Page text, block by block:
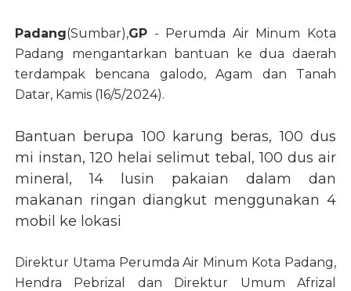
Padang(Sumbar),GP- Perumda Air Minum Kota
Padang mengantarkan bantuan ke dua daerah
terdampak bencana galodo, Agam dan Tanah
Datar, Kamis (16/5/2024).
Bantuan berupa 100 karung beras, 100 dus
mi instan, 120 helai selimut tebal, 100 dus air
mineral, 14 lusin pakaian dalam dan
makanan ringan diangkut menggunakan 4
mobil ke lokasi
Direktur Utama Perumda Air Minum Kota Padang,
Hendra Pebrizal dan Direktur Umum Afrizal